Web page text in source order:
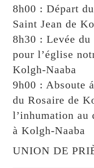
8h00 : Départ
Saint Jean de
8h30 : Levée
pour l’église
Kolgh-Naaba
9h00 : Absoute
du Rosaire de
l’inhumation au
à Kolgh-Naaba
UNION DE